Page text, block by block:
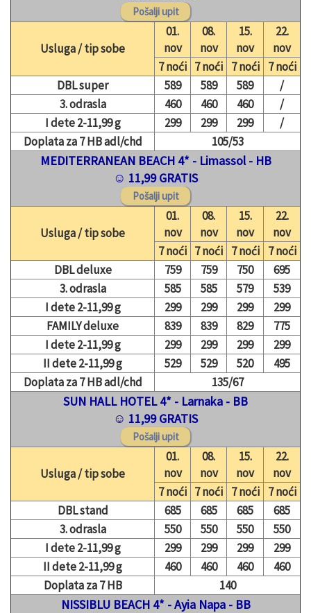
Usluga / tip sobe
01.
nov
08.
nov
15.
nov
22.
nov
7 noći 7 noći 7 noći
7 noći
DBL super
589 589 589
/
3. odrasla
460 460 460
/
I dete 2-11,99 g
299 299 299
/
Doplata za 7 HB adl/chd
105/53
MEDITERRANEAN BEACH 4* - Limassol - HB
☺ 11,99 GRATIS
Usluga / tip sobe
01.
nov
08.
nov
15.
nov
22.
nov
7 noći 7 noći 7 noći
7 noći
DBL deluxe
759 759 750
695
3. odrasla
585 585 579
539
I dete 2-11,99 g
299 299 299
299
FAMILY deluxe
839 839 829
775
I dete 2-11,99 g
299 299 299
299
II dete 2-11,99 g
529 529 520
495
Doplata za 7 HB adl/chd
135/67
SUN HALL HOTEL 4* - Larnaka - BB
☺ 11,99 GRATIS
Usluga / tip sobe
01.
nov
08.
nov
15.
nov
22.
nov
7 noći 7 noći 7 noći
7 noći
DBL stand
685 685 685
685
3. odrasla
550 550 550
550
I dete 2-11,99 g
299 299 299
299
II dete 2-11,99 g
460 460 460
460
Doplata za 7 HB
140
NISSIBLU BEACH 4* - Ayia Napa - BB